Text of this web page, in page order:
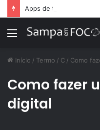
Menu
Início / Termo / C / Como
Como fazer
digital